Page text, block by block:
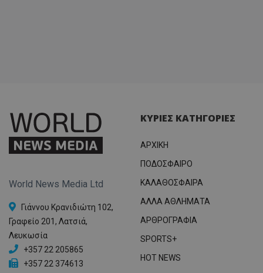
World News Media Ltd
Γιάννου Κρανιδιώτη 102,
Γραφείο 201, Λατσιά,
Λευκωσία
+357 22 205865
+357 22 374613
ΚΥΡΙΕΣ ΚΑΤΗΓΟΡΙΕΣ
ΑΡΧΙΚΗ
ΠΟΔΟΣΦΑΙΡΟ
ΚΑΛΑΘΟΣΦΑΙΡΑ
ΑΛΛΑ ΑΘΛΗΜΑΤΑ
ΑΡΘΡΟΓΡΑΦΙΑ
SPORTS+
HOT NEWS